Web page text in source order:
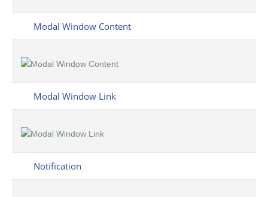
Modal Window Content
Modal Window Link
Notification